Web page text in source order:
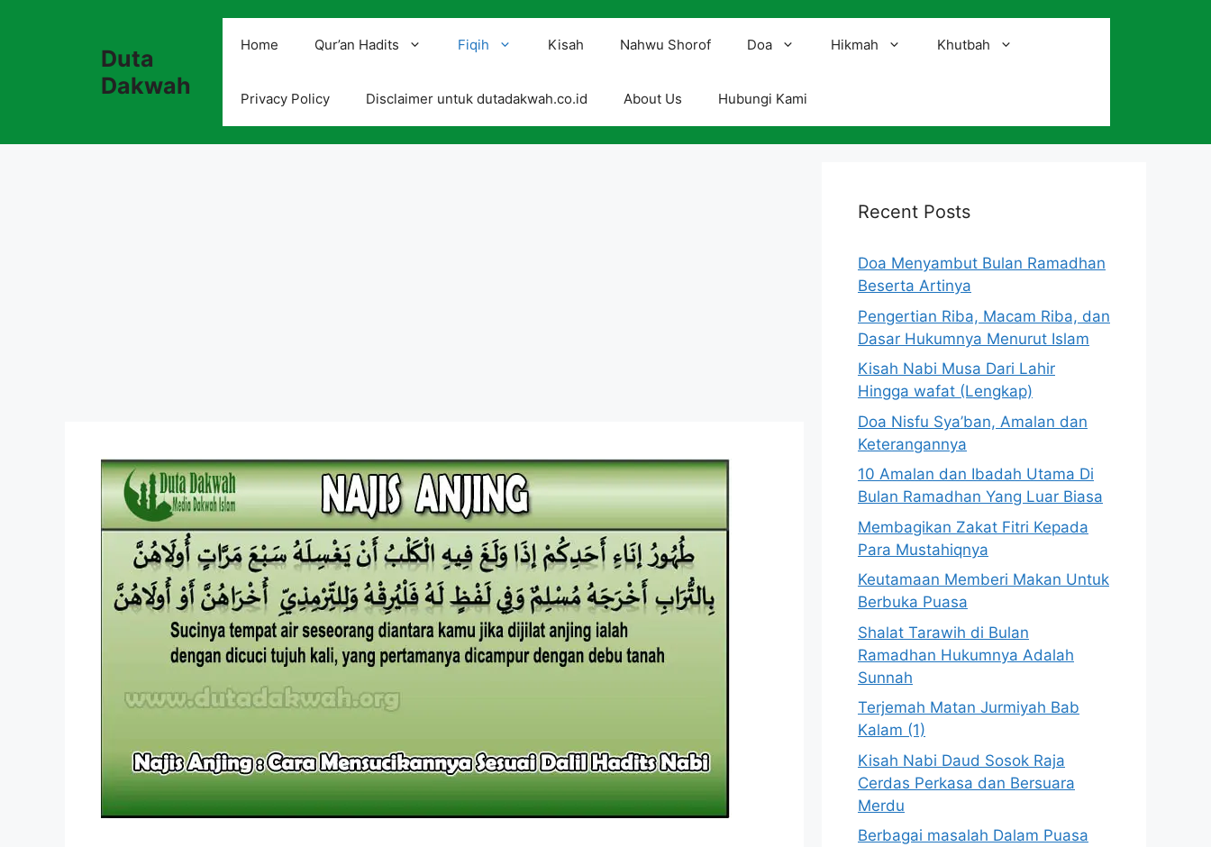
Duta
Dakwah
Home Qur’an Hadits Fiqih Kisah Nahwu Shorof Doa Hikmah Khutbah
Privacy Policy Disclaimer untuk dutadakwah.co.id About Us Hubungi Kami
Recent Posts
Doa Menyambut Bulan Ramadhan
Beserta Artinya
Pengertian Riba, Macam Riba, dan
Dasar Hukumnya Menurut Islam
Kisah Nabi Musa Dari Lahir
Hingga wafat (Lengkap)
Doa Nisfu Sya’ban, Amalan dan
Keterangannya
10 Amalan dan Ibadah Utama Di
Bulan Ramadhan Yang Luar Biasa
Membagikan Zakat Fitri Kepada
Para Mustahiqnya
Keutamaan Memberi Makan Untuk
Berbuka Puasa
Shalat Tarawih di Bulan
Ramadhan Hukumnya Adalah
Sunnah
Terjemah Matan Jurmiyah Bab
Kalam (1)
Kisah Nabi Daud Sosok Raja
Cerdas Perkasa dan Bersuara
Merdu
Berbagai masalah Dalam Puasa